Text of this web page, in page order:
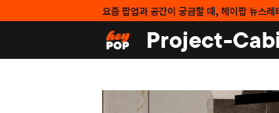
요즘 팝업과 공간이 궁금할 때, 헤이팝 뉴스레
Project-